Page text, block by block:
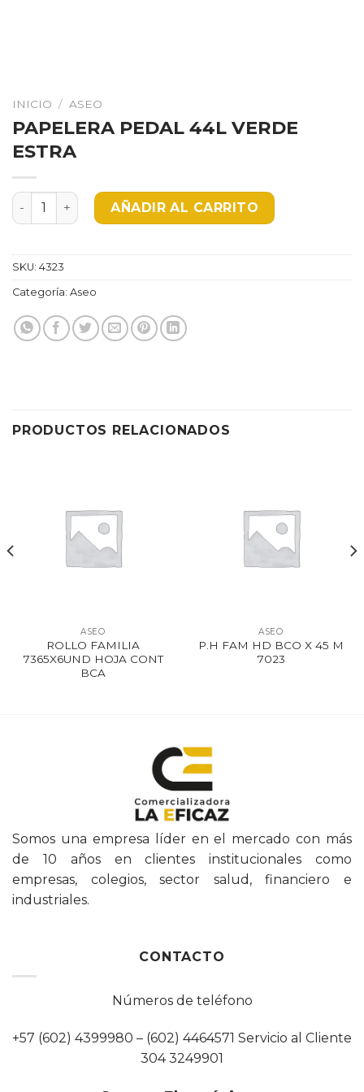
INICIO / ASEO
PAPELERA PEDAL 44L VERDE
ESTRA
PAPELERA PEDAL 44L VERDE ESTRA cantidad
AÑADIR AL CARRITO
SKU: 4323
Categoría: Aseo
PRODUCTOS RELACIONADOS
ASEO
ROLLO FAMILIA
7365X6UND HOJA CONT
BCA
ASEO
P.H FAM HD BCO X 45 M
7023
Somos una empresa líder en el mercado con más
de 10 años en clientes institucionales como
empresas, colegios, sector salud, financiero e
industriales.
CONTACTO
Números de teléfono
+57 (602) 4399980 – (602) 4464571 Servicio al Cliente
304 3249901